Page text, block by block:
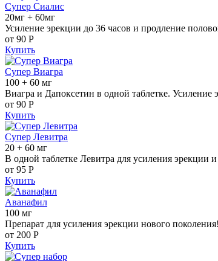
Супер Сиалис
20мг + 60мг
Усиление эрекции до 36 часов и продление
от 90 Р
Купить
Супер Виагра
100 + 60 мг
Виагра и Дапоксетин в одной таблетке. Усиление
от 90 Р
Купить
Супер Левитра
20 + 60 мг
В одной таблетке Левитра для усиления эрекции
от 95 Р
Купить
Аванафил
100 мг
Препарат для усиления эрекции нового поколения!
от 200 Р
Купить